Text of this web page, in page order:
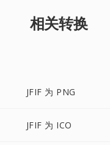
相关转换
JFIF 为 PNG
JFIF 为 ICO